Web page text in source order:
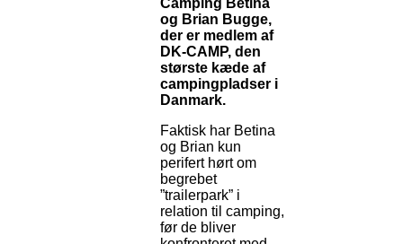
Camping Betina
og Brian Bugge,
der er medlem af
DK-CAMP, den
største kæde af
campingpladser i
Danmark.
Faktisk har Betina
og Brian kun
perifert hørt om
begrebet
”trailerpark” i
relation til camping,
før de bliver